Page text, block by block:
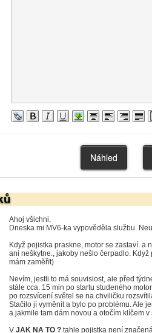
Ahoj všichni.
Dneska mi MV6-ka vypověděla službu.
Když pojistka praskne, motor se zastaví. a
ani neškytne., jakoby nešlo čerpadlo.
mám zaměřït)
Nevím, jestli to má souvislost, ale před
stále cca. 15 min po startu studeného
po rozsvícení světel se na chviličku
Stačilo jí vyměnit a bylo po problému. Ale
a jakmile tam dám novou a otočím klíčem v
V JAK NA TO ? tahle pojistka není